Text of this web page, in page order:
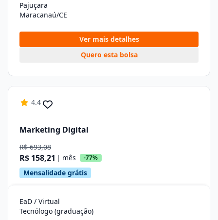
Pajuçara
Maracanaú/CE
Ver mais detalhes
Quero esta bolsa
4.4
Marketing Digital
R$ 693,08
R$ 158,21 | mês -77%
Mensalidade grátis
EaD / Virtual
Tecnólogo (graduação)